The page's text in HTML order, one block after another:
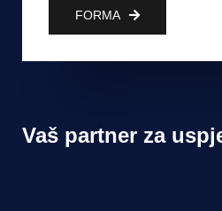
FORMA
Vaš partner za